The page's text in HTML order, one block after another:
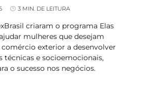
3 MIN. DE LEITURA
criaram o programa Elas
mulheres que desejam
exterior a desenvolver
técnicas e socioemocionais,
o sucesso nos negócios.